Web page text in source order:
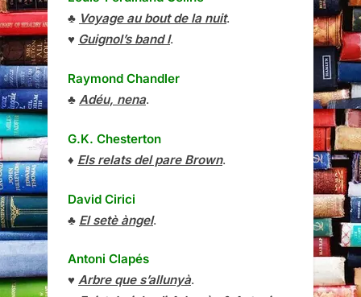
♣ Voyage au bout de la nuit.
♥ Guignol’s band I.
Raymond Chandler
♣ Adéu, nena.
G.K. Chesterton
♦ Els relats del pare Brown.
David Cirici
♣ El setè àngel.
Antoni Clapés
♥ Arbre que s’allunyà.